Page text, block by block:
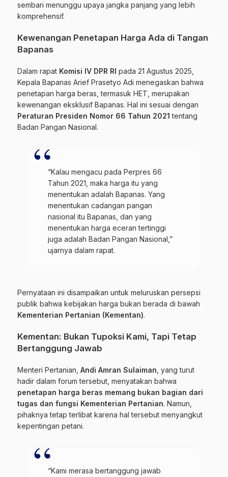
sembari menunggu upaya jangka panjang yang lebih
komprehensif.
Kewenangan Penetapan Harga Ada di Tangan
Bapanas
Dalam rapat Komisi IV DPR RI pada 21 Agustus 2025,
Kepala Bapanas Arief Prasetyo Adi menegaskan bahwa
penetapan harga beras, termasuk HET, merupakan
kewenangan eksklusif Bapanas. Hal ini sesuai dengan
Peraturan Presiden Nomor 66 Tahun 2021 tentang
Badan Pangan Nasional.
“Kalau mengacu pada Perpres 66
Tahun 2021, maka harga itu yang
menentukan adalah Bapanas. Yang
menentukan cadangan pangan
nasional itu Bapanas, dan yang
menentukan harga eceran tertinggi
juga adalah Badan Pangan Nasional,”
ujarnya dalam rapat.
Pernyataan ini disampaikan untuk meluruskan persepsi
publik bahwa kebijakan harga bukan berada di bawah
Kementerian Pertanian (Kementan).
Kementan: Bukan Tupoksi Kami, Tapi Tetap
Bertanggung Jawab
Menteri Pertanian, Andi Amran Sulaiman , yang turut
hadir dalam forum tersebut, menyatakan bahwa
penetapan harga beras memang bukan bagian dari
tugas dan fungsi Kementerian Pertanian. Namun,
pihaknya tetap terlibat karena hal tersebut menyangkut
kepentingan petani.
“Kami merasa bertanggung jawab